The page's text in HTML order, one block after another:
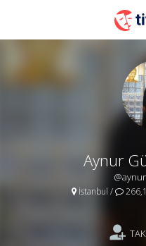
Aynur
İstanbul /